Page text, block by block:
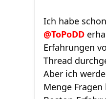
Ich habe
@ToPoDD
Erfahrungen
Thread
Aber ich
Menge